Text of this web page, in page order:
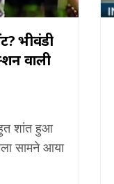
भीवंडी
वाली
शांत हुआ
सामने आया